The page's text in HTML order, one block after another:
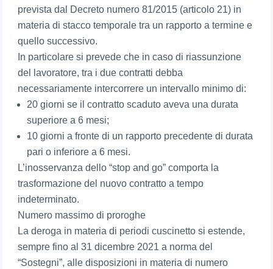
prevista dal Decreto numero 81/2015 (articolo 21) in
materia di stacco temporale tra un rapporto a termine e
quello successivo.
In particolare si prevede che in caso di riassunzione
del lavoratore, tra i due contratti debba
necessariamente intercorrere un intervallo minimo di:
20 giorni se il contratto scaduto aveva una durata
superiore a 6 mesi;
10 giorni a fronte di un rapporto precedente di durata
pari o inferiore a 6 mesi.
L’inosservanza dello “stop and go” comporta la
trasformazione del nuovo contratto a tempo
indeterminato.
Numero massimo di proroghe
La deroga in materia di periodi cuscinetto si estende,
sempre fino al 31 dicembre 2021 a norma del
“Sostegni”, alle disposizioni in materia di numero